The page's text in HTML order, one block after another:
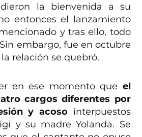
la bienvenida a su
entonces el lanzamiento
y tras ello, todo
embargo, fue en octubre
relación se quebró.
en ese momento que el
cargos diferentes por
y acosointerpuestos
y su madre Yolanda. Se